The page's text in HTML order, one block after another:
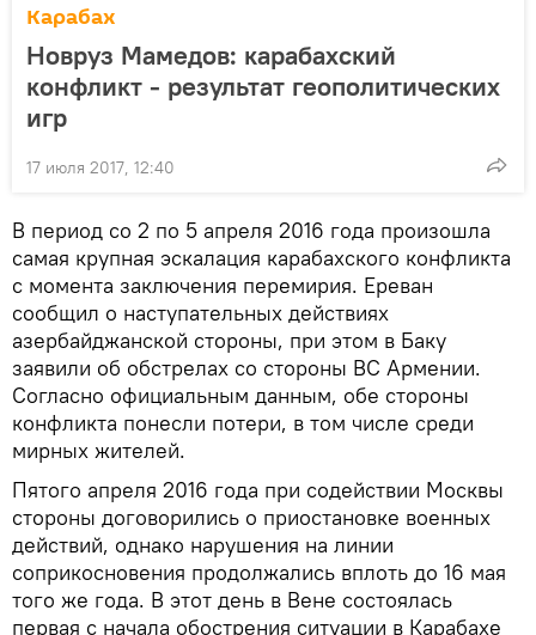
Карабах
Новруз Мамедов: карабахский
конфликт - результат геополитических
игр
17 июля 2017, 12:40
В период со 2 по 5 апреля 2016 года произошла
самая крупная эскалация карабахского конфликта
с момента заключения перемирия. Ереван
сообщил о наступательных действиях
азербайджанской стороны, при этом в Баку
заявили об обстрелах со стороны ВС Армении.
Согласно официальным данным, обе стороны
конфликта понесли потери, в том числе среди
мирных жителей.
Пятого апреля 2016 года при содействии Москвы
стороны договорились о приостановке военных
действий, однако нарушения на линии
соприкосновения продолжались вплоть до 16 мая
того же года. В этот день в Вене состоялась
первая с начала обострения ситуации в Карабахе